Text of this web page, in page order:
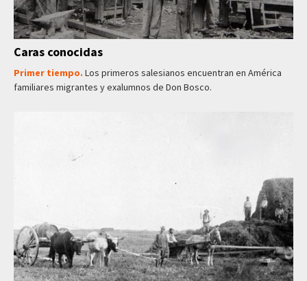
Caras conocidas
Primer tiempo. Los primeros salesianos encuentran en América
familiares migrantes y exalumnos de Don Bosco.